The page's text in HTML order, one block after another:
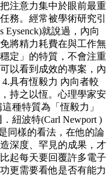
注意力集中於眼前最重
務。經常被學術研究引
Eysenck)就說過，內向
將精力耗費在與工作無
定」的特質，不會注重
以看到成效的專案，內
具有恆毅力 內向者較
持之以恆。心理學家安
種特質為「恆毅力」
紐波特(Carl Newport )
同樣的看法，在他的論
深度、罕見的成果，才
起每天要回覆許多電子
更需要看他是否有能力